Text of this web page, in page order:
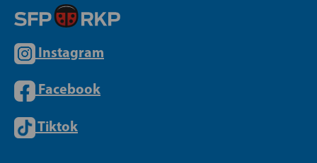
Instagram
Facebook
Tiktok